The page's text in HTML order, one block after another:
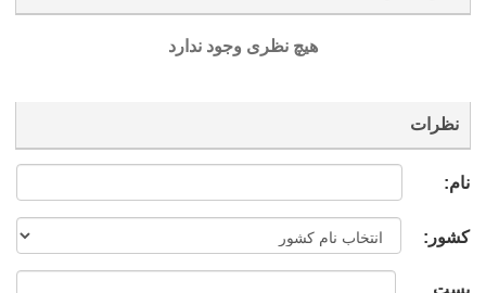
هیچ نظری وجود ندارد
نظرات
نام:
کشور:
پست